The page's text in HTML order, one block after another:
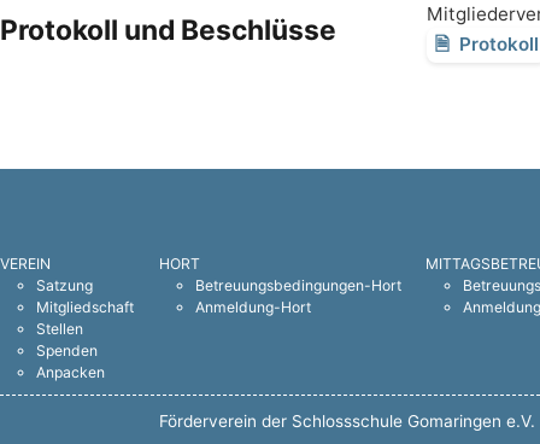
Protokoll und Beschlüsse
Protokoll
VEREIN
Satzung
Mitgliedschaft
Stellen
Spenden
Anpacken
HORT
Betreuungsbedingungen-Hort
Anmeldung-Hort
Anmeldung
Förderverein der Schlossschule Gomaringen